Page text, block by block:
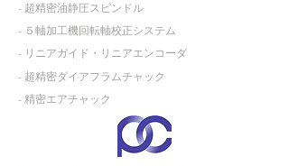
- 超精密油静圧スピンドル
- ５軸加工機回転軸校正システム
- リニアガイド・リニアエンコーダ
- 超精密ダイアフラムチャック
- 精密エアチャック